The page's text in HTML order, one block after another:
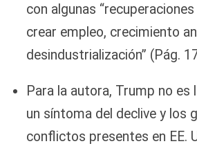
con algunas
crear empleo, crecimiento
desindustrialización” (Pág.
Para la autora, Trump no es
un síntoma del declive y los
conflictos presentes en EE.